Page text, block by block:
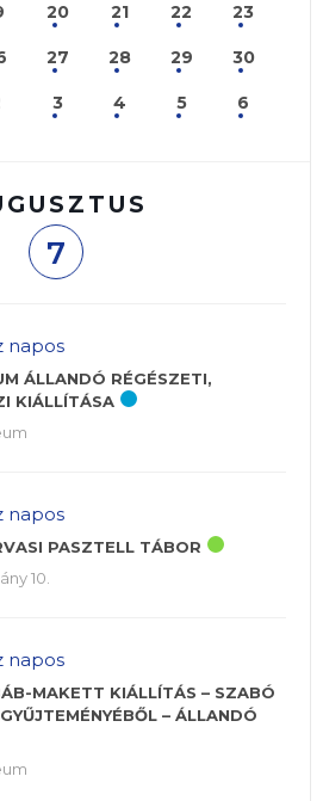
20 21 22 23
27 28 29 30
3 4 5 6
7
napos
ÁLLANDÓ RÉGÉSZETI,
KIÁLLÍTÁSA
napos
PASZTELL TÁBOR
10.
napos
MAKETT KIÁLLÍTÁS – SZABÓ
– ÁLLANDÓ